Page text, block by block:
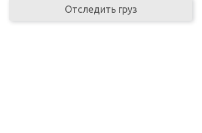
Отследить груз